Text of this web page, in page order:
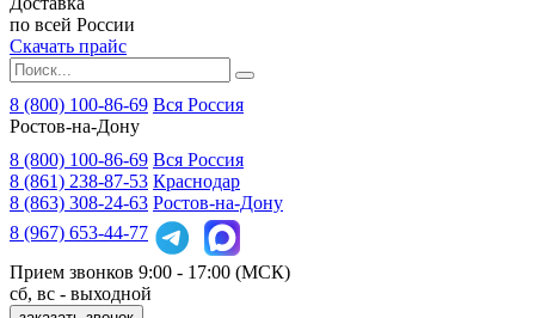
по всей России
Скачать прайс
8 (800) 100-86-69 Вся Россия
Ростов-на-Дону
8 (800) 100-86-69 Вся Россия
8 (861) 238-87-53 Краснодар
8 (863) 308-24-63 Ростов-на-Дону
8 (967) 653-44-77
Прием звонков 9:00 - 17:00 (МСК)
сб, вс - выходной